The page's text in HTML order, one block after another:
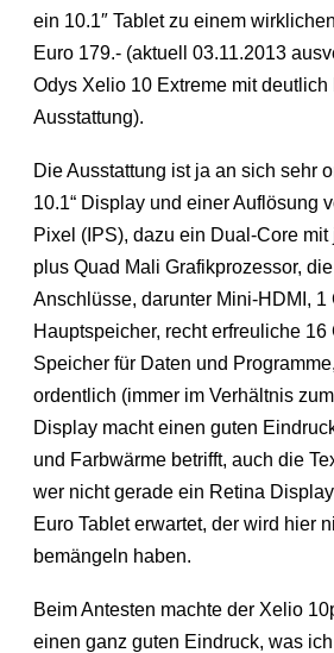
ein 10.1″ Tablet zu einem
Euro 179.- (aktuell 03.11.2013
Odys Xelio 10 Extreme mit deutlich
Ausstattung).
Die Ausstattung ist ja an sich sehr
10.1“ Display und einer Auflösung
Pixel (IPS), dazu ein Dual-Core
plus Quad Mali Grafikprozessor,
Anschlüsse, darunter Mini-HDMI, 1
Hauptspeicher, recht erfreuliche 16
Speicher für Daten und
ordentlich (immer im Verhältnis
Display macht einen guten
und Farbwärme betrifft, auch die
wer nicht gerade ein Retina
Euro Tablet erwartet, der wird hier
bemängeln haben.
Beim Antesten machte der Xelio
einen ganz guten Eindruck, was